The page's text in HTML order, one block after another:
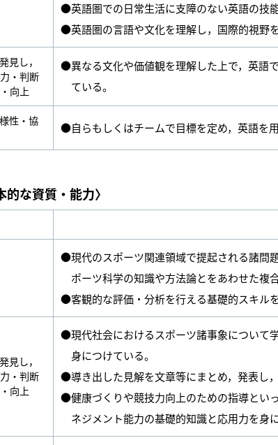
●英語圏での日常生活に支障のない英語の技
●英語圏の言語や文化を理解し，国際的視野を
し，
・判断
向上
●異なる文化や価値観を理解した上で，英語
ている。
性・協
●自らもしくはチームで目標を定め，英語を
な資質・能力〉
●現代のスポーツ関連領域で提起される諸問
ポーツ科学の知識や方法論とをあわせた複
●客観的な評価・分析を行える基礎的スキル
し，
・判断
向上
●現代社会におけるスポーツ諸事象について
身につけている。
●導き出した見解を文章等にまとめ，発表し
●健康づくりや競技力向上のための指導とい
ネジメント能力の基礎的知識と応用力を身